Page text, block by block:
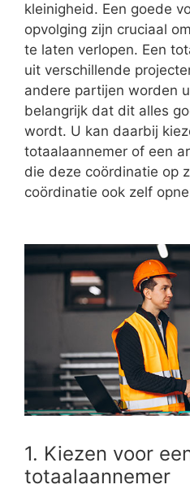
kleinigheid. Een goede
opvolging zijn cruciaal
te laten verlopen. Een
uit verschillende
andere partijen worden
belangrijk dat dit alles
wordt. U kan daarbij
totaalaannemer of een
die deze coördinatie op
coördinatie ook zelf
1. Kiezen voor
totaalaannemer